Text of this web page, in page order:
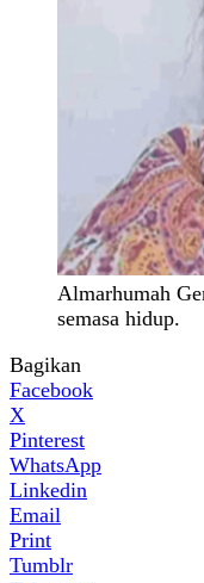
Almarhumah
semasa hidup.
Bagikan
Facebook
X
Pinterest
WhatsApp
Linkedin
Email
Print
Tumblr